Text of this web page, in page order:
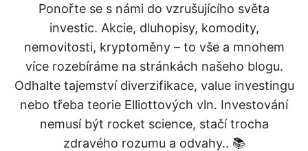
n
í
2
0
2
6
]
Ponořte se s námi do vzrušujícího světa
investic. Akcie, dluhopisy, komodity,
nemovitosti, kryptoměny – to vše a mnohem
více rozebíráme na stránkách našeho blogu.
Odhalte tajemství diverzifikace, value investingu
nebo třeba teorie Elliottových vln. Investování
nemusí být rocket science, stačí trocha
zdravého rozumu a odvahy.. 📚